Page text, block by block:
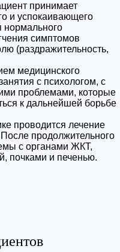
принимает
и успокаивающего
нормального
симптомов
(раздражительность,
медицинского
с психологом, с
проблемами, которые
к дальнейшей борьбе
проводится лечение
продолжительного
с органами ЖКТ,
почками и печенью.